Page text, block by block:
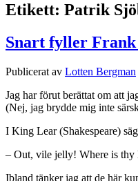
Etikett: Patrik
Snart fyller Frank
Publicerat av Lotten Bergman
Jag har förut berättat om att
(Nej, jag brydde mig inte
I King Lear (Shakespeare)
– Out, vile jelly! Where is thy
Ibland tänker jag att de här